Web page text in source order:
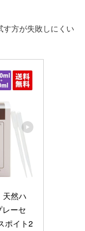
方が失敗しにくい
天然ハ
ーセ
ポイト2